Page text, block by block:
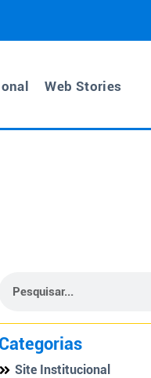
Web Stories
Categorias
Site Institucional